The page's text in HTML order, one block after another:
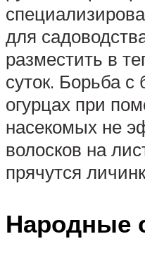
для
разместить в
суток. Борьба с
огурцах при
насекомых не
волосков на
прячутся
Народные